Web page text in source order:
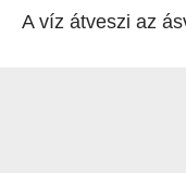
A víz átveszi az